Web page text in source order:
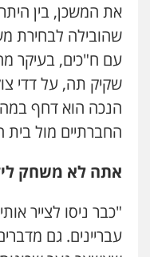
את המשכן, בין
שהובילה לבחירת
עם ח"כים, בעיקר
שקיק תה, על דדי
הנכה הוא דחף
החברתיים מול בית
אתה לא משחק
"כבר ניסו לצייר
עבריינים. גם